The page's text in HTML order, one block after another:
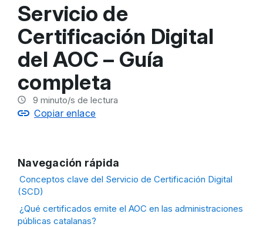
Servicio de
Certificación Digital
del AOC – Guía
completa
9 minuto/s de lectura
Copiar enlace
Navegación rápida
Conceptos clave del Servicio de Certificación Digital
(SCD)
¿Qué certificados emite el AOC en las administraciones
públicas catalanas?